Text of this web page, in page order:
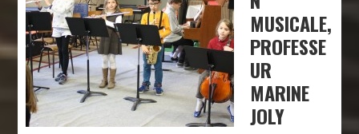
MUSICALE,
PROFESSE
UR
MARINE
JOLY